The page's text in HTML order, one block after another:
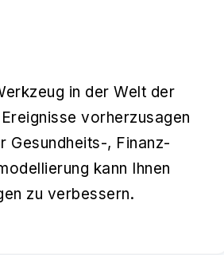
in der Welt der
vorherzusagen
Gesundheits-, Finanz-
kann Ihnen
zu verbessern.